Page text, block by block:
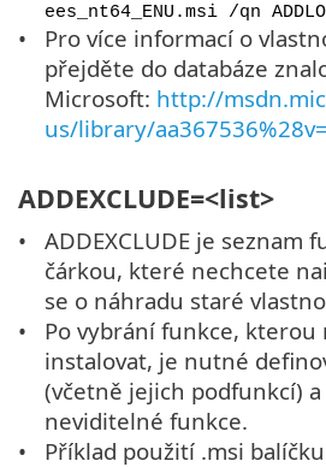
ees_nt64_ENU.msi /qn
Pro více informací o
přejděte do databáze
Microsoft: http://
us/library/
ADDEXCLUDE=<list>
ADDEXCLUDE je seznam
čárkou, které nechcete
se o náhradu staré
Po vybrání funkce, kterou
instalovat, je nutné
(včetně jejich podfunkcí)
neviditelné funkce.
Příklad použití .msi